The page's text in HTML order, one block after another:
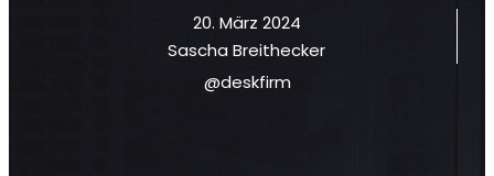
20. März 2024
Sascha Breithecker
@deskfirm